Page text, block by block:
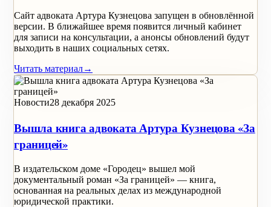
Сайт адвоката Артура Кузнецова запущен в обновлённой
версии. В ближайшее время появится личный кабинет
для записи на консультации, а анонсы обновлений будут
выходить в наших социальных сетях.
Читать материал→
Новости28 декабря 2025
Вышла книга адвоката Артура Кузнецова «За
границей»
В издательском доме «Городец» вышел мой
документальный роман «За границей» — книга,
основанная на реальных делах из международной
юридической практики.